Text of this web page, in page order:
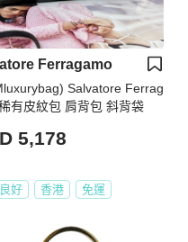
Ferragamo
Salvatore Ferrag
有皮紋包 肩背包 斜背袋
5,178
好 香港 免運